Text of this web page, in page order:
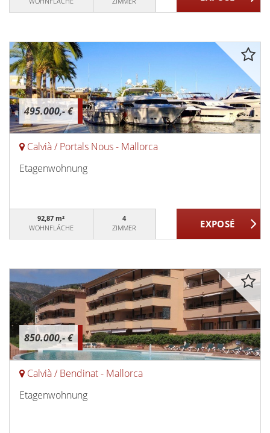
495.000,- €
Calvià / Portals Nous - Mallorca
Etagenwohnung
92,87 m²
WOHNFLÄCHE
4
ZIMMER
850.000,- €
Calvià / Bendinat - Mallorca
Etagenwohnung